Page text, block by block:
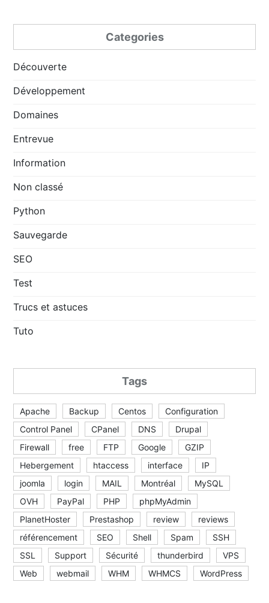
Categories
Découverte
Développement
Domaines
Entrevue
Information
Non classé
Python
Sauvegarde
SEO
Test
Trucs et astuces
Tuto
Tags
Apache Backup Centos
Configuration
Control Panel
CPanel DNS
Drupal
Firewall
free FTP Google
GZIP
Hebergement
htaccess interface
IP
joomla
login MAIL Montréal
MySQL
OVH
PayPal PHP
phpMyAdmin
PlanetHoster
Prestashop review
reviews
référencement
SEO Shell Spam
SSH
SSL
Support Sécurité thunderbird
VPS
Web
webmail WHM WHMCS WordPress